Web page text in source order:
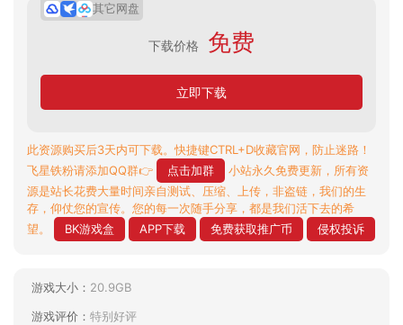
其它网盘
下载价格 免费
立即下载
此资源购买后3天内可下载。快捷键CTRL+D收藏官网，防止迷路！
飞星铁粉请添加QQ群👉
点击加群
小站永久免费更新，所有资
源是站长花费大量时间亲自测试、压缩、上传，非盗链，我们的生
存，仰仗您的宣传。您的每一次随手分享，都是我们活下去的希
望。
BK游戏盒 APP下载 免费获取推广币 侵权投诉
游戏大小： 20.9GB
游戏评价： 特别好评